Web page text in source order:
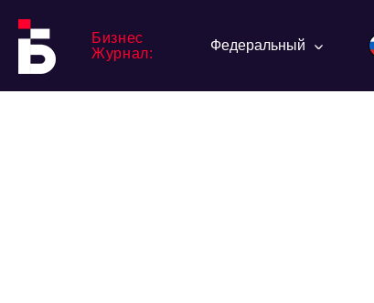
Бизнес
Журнал:
Федеральный